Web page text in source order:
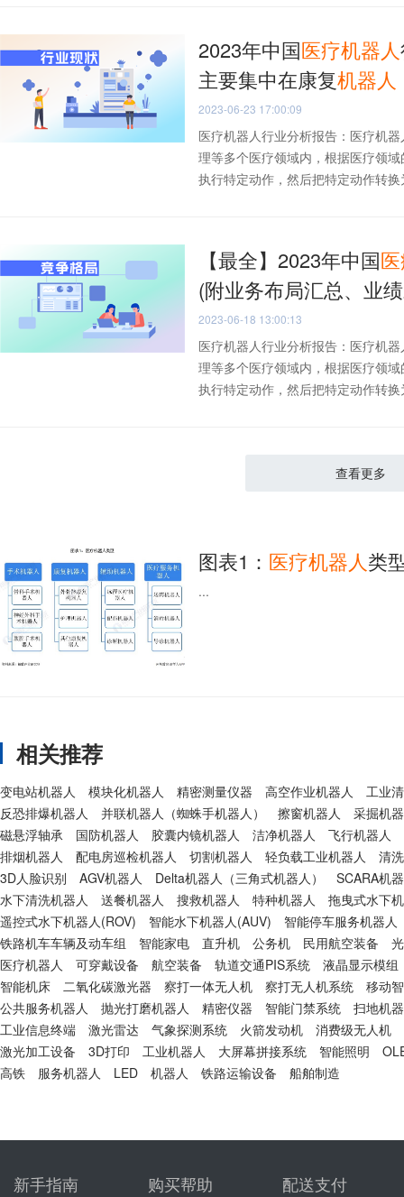
2023年中国医疗机器人
主要集中在康复机器人
2023-06-23 17:00:09
医疗机器人行业分析报告：医疗机
理等多个医疗领域内，根据医疗领
执行特定动作，然后把特定动作转
【最全】2023年中国
(附业务布局汇总、业
2023-06-18 13:00:13
医疗机器人行业分析报告：医疗机
理等多个医疗领域内，根据医疗领
执行特定动作，然后把特定动作转
查看更多
图表1： 医疗机器人类
...
相关推荐
变电站机器人 模块化机器人 精密测量仪器 高空作业机器人
工业
反恐排爆机器人
并联机器人（蜘蛛手机器人） 擦窗机器人
采掘机
磁悬浮轴承
国防机器人 胶囊内镜机器人 洁净机器人
飞行机器人
排烟机器人
配电房巡检机器人 切割机器人 轻负载工业机器人
清
3D人脸识别
AGV机器人 Delta机器人（三角式机器人）
SCARA机
水下清洗机器人
送餐机器人 搜救机器人 特种机器人
拖曳式水下
遥控式水下机器人(ROV)
智能水下机器人(AUV)
智能停车服务机器人
铁路机车车辆及动车组
智能家电 直升机 公务机 民用航空装备
医疗机器人
可穿戴设备 航空装备 轨道交通PIS系统
液晶显示模组
智能机床
二氧化碳激光器 察打一体无人机 察打无人机系统
移动
公共服务机器人
抛光打磨机器人 精密仪器 智能门禁系统
扫地机
工业信息终端
激光雷达 气象探测系统 火箭发动机
消费级无人机
激光加工设备
3D打印 工业机器人 大屏幕拼接系统 智能照明
高铁
服务机器人 LED 机器人 铁路运输设备 船舶制造
新手指南 购买帮助 配送支付